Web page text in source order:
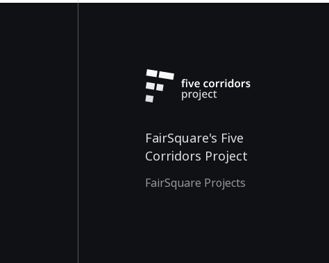
FairSquare's Five
Corridors Project
FairSquare Projects